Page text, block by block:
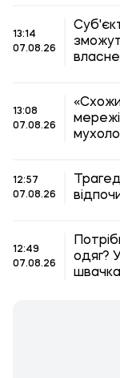
13:14
07.08.26
13:08
07.08.26
12:57
07.08.26
12:49
07.08.26
одяг?
швачка